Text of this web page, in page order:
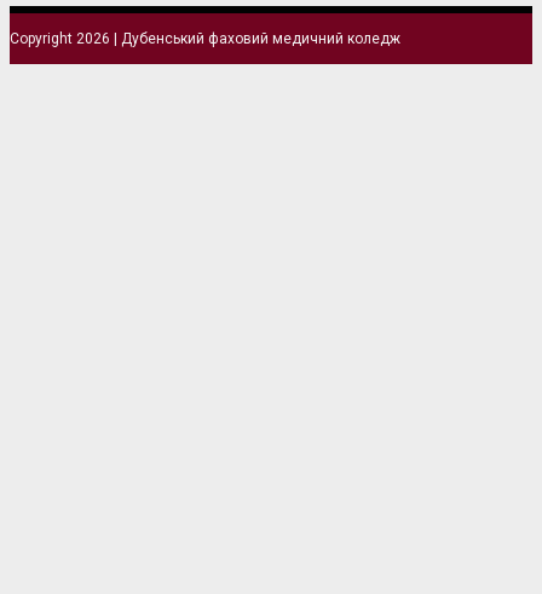
Copyright 2026 | Дубенський фаховий медичний коледж